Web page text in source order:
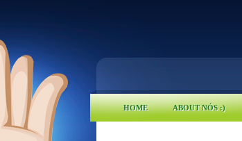
HOME ABOUT NÓS :)